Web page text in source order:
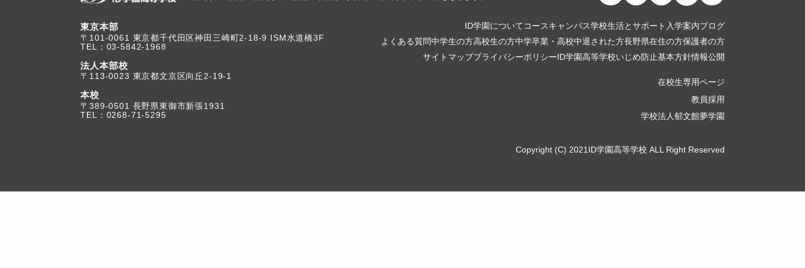
東京本部
TEL：03-5842-1968
法人本部校
〒113-0023 東京都文京区向丘2-19-1
本校
TEL：0268-71-5295
ID学園について コース キャンパス学校生活とサポート 入学案内ブログ
よくある質問中学生の方高校生の方中学卒業・高校中退された方長野県在住の方保護者の方
サイトマッププライバシーポリシー ID学園高等学校いじめ防止基本方針情報公開
在校生専用ページ
教員採用
学校法人郁文館夢学園
Copyright (C) 2021ID学園高等学校 ALL Right Reserved